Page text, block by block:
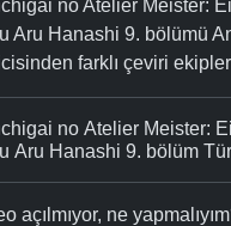
no Atelier Meister:
Aru Hanashi 9. bölümü
farklı çeviri
no Atelier Meister:
Aru Hanashi 9. bölüm
açılmıyor, ne